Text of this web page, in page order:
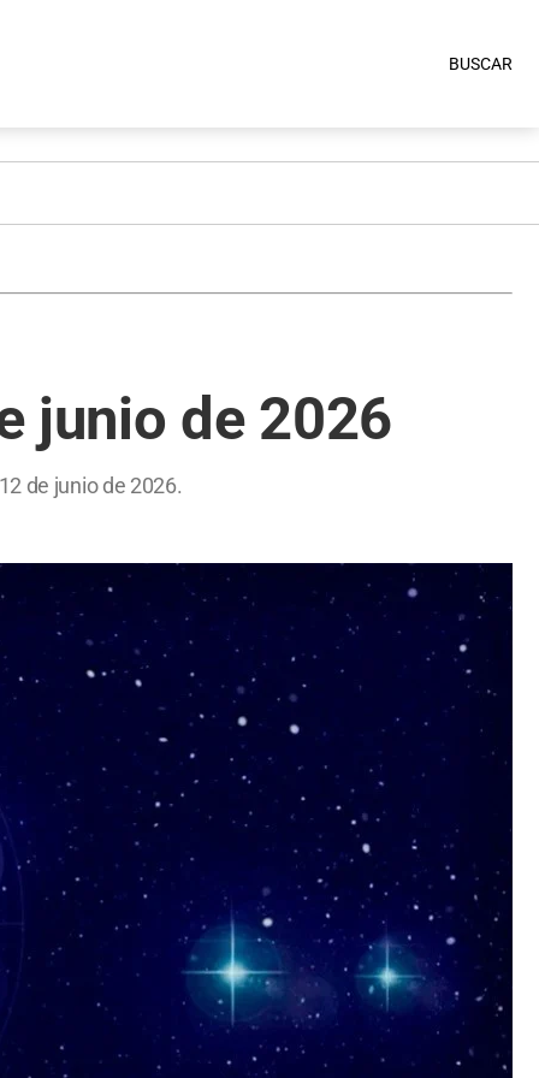
BUSCAR
junio de 2026
de junio de 2026.